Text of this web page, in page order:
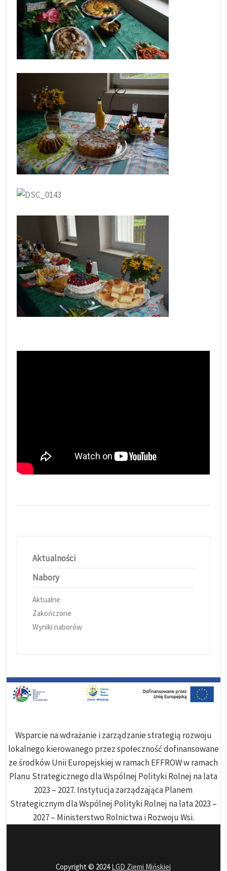
Aktualności
Nabory
Aktualne
Zakończone
Wyniki naborów
Wsparcie na wdrażanie i zarządzanie strategią rozwoju
lokalnego kierowanego przez społeczność dofinansowane
ze środków Unii Europejskiej w ramach EFFROW w ramach
Planu Strategicznego dla Wspólnej Polityki Rolnej na lata
2023 – 2027. Instytucja zarządzająca Planem
Strategicznym dla Wspólnej Polityki Rolnej na lata 2023 –
2027 – Ministerstwo Rolnictwa i Rozwoju Wsi.
Copyright © 2024LGD Ziemi Mińskiej